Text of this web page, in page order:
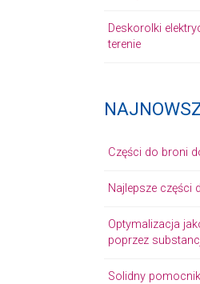
Deskorolki
terenie
Części do broni
Najlepsze części
Optymalizacja
poprzez
Solidny